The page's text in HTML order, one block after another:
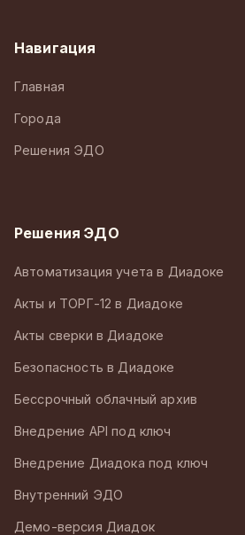
Навигация
Главная
Города
Решения ЭДО
Решения ЭДО
Автоматизация учета в Диадоке
Акты и ТОРГ-12 в Диадоке
Акты сверки в Диадоке
Безопасность в Диадоке
Бессрочный облачный архив
Внедрение API под ключ
Внедрение Диадока под ключ
Внутренний ЭДО
Демо-версия Диадок